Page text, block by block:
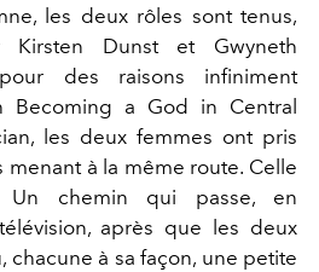
les deux rôles sont tenus,
Kirsten Dunst et Gwyneth
des raisons infiniment
Becoming a God in Central
les deux femmes ont pris
menant à la même route. Celle
Un chemin qui passe, en
après que les deux
chacune à sa façon, une petite